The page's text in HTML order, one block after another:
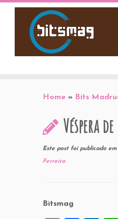
Home » Bits
Véspera
Este post foi publicado em
Ferreira
Bitsmag